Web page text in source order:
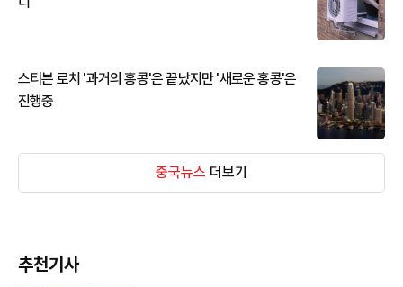
스티븐 로치 '과거의 홍콩'은 끝났지만 '새로운 홍콩'은
진행중
중국뉴스 더보기
추천기사